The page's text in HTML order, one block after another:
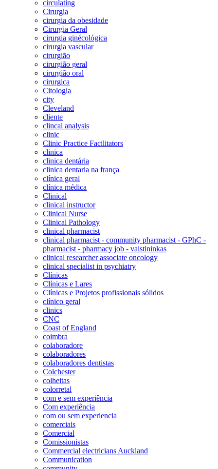
circulating
Cirurgia
cirurgia da obesidade
Cirurgia Geral
cirurgia ginécológica
cirurgia vascular
cirurgião
cirurgião geral
cirurgião oral
cirurgica
Citologia
city
Cleveland
cliente
clincal analysis
clinic
Clinic Practice Facilitators
clinica
clinica dentária
clinica dentaria na frança
clínica geral
clínica médica
Clinical
clinical instructor
Clinical Nurse
Clinical Pathology
clinical pharmacist
clinical pharmacist - community pharmacist - GPhC -
pharmacist - pharmacy job - vaistininkas
clinical researcher associate oncology
clinical specialist in psychiatry
Clínicas
Clínicas e Lares
Clínicas e Projetos profissionais sólidos
clínico geral
clinics
CNC
Coast of England
coimbra
colaboradore
colaboradores
colaboradores dentistas
Colchester
colheitas
colorretal
com e sem experiência
Com experiência
com ou sem experiencia
comerciais
Comercial
Comissionistas
Commercial electricians Auckland
Communication